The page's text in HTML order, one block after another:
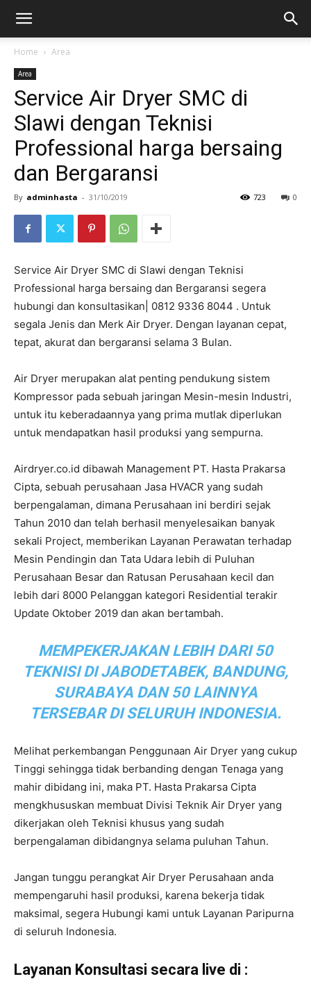
Home Area
Area
Service Air Dryer SMC di
Slawi dengan Teknisi
Professional harga bersaing
dan Bergaransi
By adminhasta - 31/10/2019 0
723
Service Air Dryer SMC di Slawi dengan Teknisi
Professional harga bersaing dan Bergaransi segera
hubungi dan konsultasikan| 0812 9336 8044 . Untuk
segala Jenis dan Merk Air Dryer. Dengan layanan cepat,
tepat, akurat dan bergaransi selama 3 Bulan.
Air Dryer merupakan alat penting pendukung sistem
Kompressor pada sebuah jaringan Mesin-mesin Industri,
untuk itu keberadaannya yang prima mutlak diperlukan
untuk mendapatkan hasil produksi yang sempurna.
Airdryer.co.id dibawah Management PT. Hasta Prakarsa
Cipta, sebuah perusahaan Jasa HVACR yang sudah
berpengalaman, dimana Perusahaan ini berdiri sejak
Tahun 2010 dan telah berhasil menyelesaikan banyak
sekali Project, memberikan Layanan Perawatan terhadap
Mesin Pendingin dan Tata Udara lebih di Puluhan
Perusahaan Besar dan Ratusan Perusahaan kecil dan
lebih dari 8000 Pelanggan kategori Residential terakir
Update Oktober 2019 dan akan bertambah.
MEMPEKERJAKAN LEBIH DARI 50
TEKNISI DI JABODETABEK, BANDUNG,
SURABAYA DAN 50 LAINNYA
TERSEBAR DI SELURUH INDONESIA.
Melihat perkembangan Penggunaan Air Dryer yang cukup
Tinggi sehingga tidak berbanding dengan Tenaga yang
mahir dibidang ini, maka PT. Hasta Prakarsa Cipta
mengkhususkan membuat Divisi Teknik Air Dryer yang
dikerjakan oleh Teknisi khusus yang sudah
berpengalaman dibidangnya selama puluhan Tahun.
Jangan tunggu perangkat Air Dryer Perusahaan anda
mempengaruhi hasil produksi, karena bekerja tidak
maksimal, segera Hubungi kami untuk Layanan Paripurna
di seluruh Indonesia.
Layanan Konsultasi secara live di :